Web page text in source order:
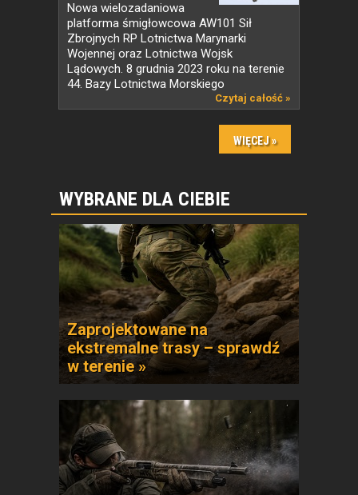
Nowa wielozadaniowa
platforma śmigłowcowa AW101 Sił
Zbrojnych RP Lotnictwa Marynarki
Wojennej oraz Lotnictwa Wojsk
Lądowych. 8 grudnia 2023 roku na terenie
44. Bazy Lotnictwa Morskiego
Czytaj całość »
WYBRANE DLA CIEBIE
Zaprojektowane na
ekstremalne trasy – sprawdź
w terenie »